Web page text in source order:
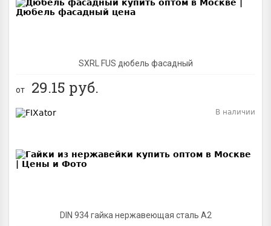
SXRL FUS дюбель фасадный
от 29.15 руб.
DIN 934 гайка нержавеющая сталь A2
В наличии